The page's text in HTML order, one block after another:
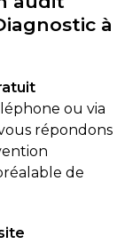
à
ou via
répondons
de